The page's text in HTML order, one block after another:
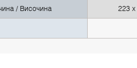
/ Височина 223